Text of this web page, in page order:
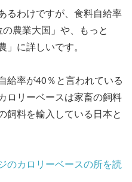
るわけですが、食料自給率
農業大国」や、もっと
に詳しいです。
給率が40％と言われている
ロリーベースは家畜の飼料
飼料を輸入している日本と
のカロリーベースの所を読